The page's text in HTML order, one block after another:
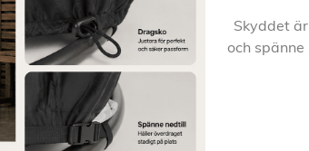
Skyddet
och